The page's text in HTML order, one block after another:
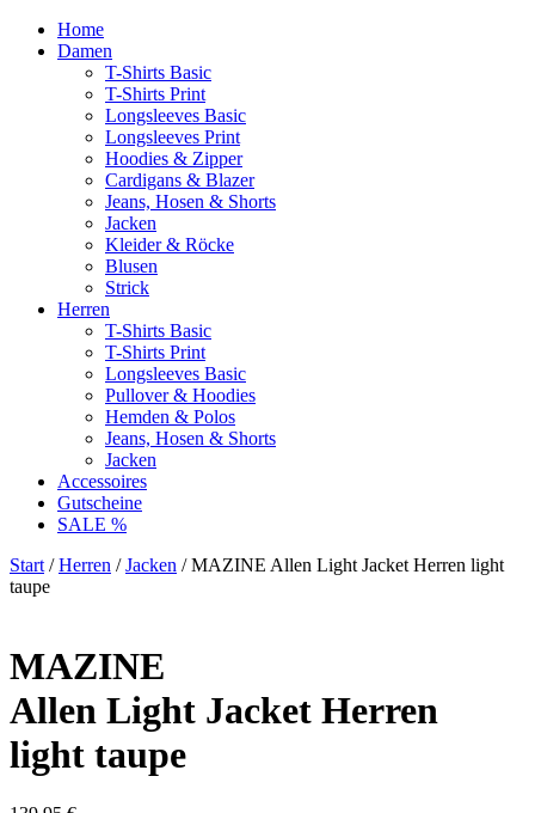
Home
Damen
T-Shirts Basic
T-Shirts Print
Longsleeves Basic
Longsleeves Print
Hoodies & Zipper
Cardigans & Blazer
Jeans, Hosen & Shorts
Jacken
Kleider & Röcke
Blusen
Strick
Herren
T-Shirts Basic
T-Shirts Print
Longsleeves Basic
Pullover & Hoodies
Hemden & Polos
Jeans, Hosen & Shorts
Jacken
Accessoires
Gutscheine
SALE %
Start /Herren /Jacken / MAZINE Allen Light Jacket Herren light
taupe
MAZINE
Allen Light Jacket Herren
light taupe